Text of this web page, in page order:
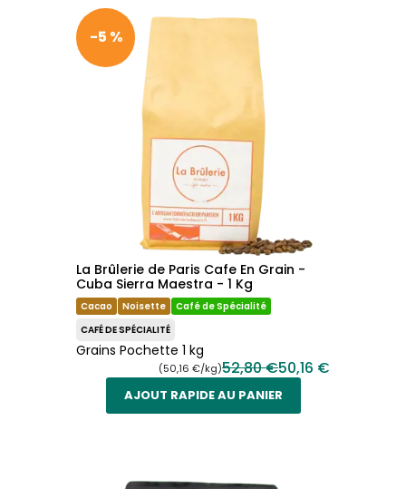
-5 %
La Brûlerie de Paris Cafe En Grain -
Cuba Sierra Maestra - 1 Kg
Cacao Noisette
Café de Spécialité
CAFÉ DE SPÉCIALITÉ
Grains Pochette 1 kg
(50,16 €/kg)52,80 €50,16 €
AJOUT RAPIDE AU PANIER